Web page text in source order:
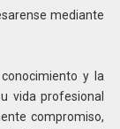
mediante
y la
vida profesional
compromiso,